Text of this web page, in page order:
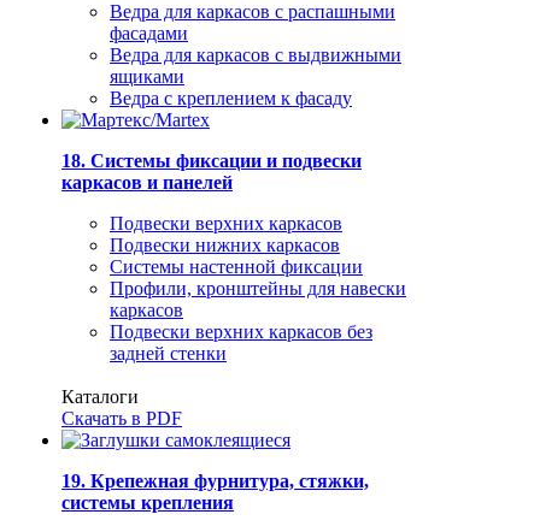
Ведра для каркасов с распашными
фасадами
Ведра для каркасов с выдвижными
ящиками
Ведра с креплением к фасаду
18. Системы фиксации и подвески
каркасов и панелей
Подвески верхних каркасов
Подвески нижних каркасов
Системы настенной фиксации
Профили, кронштейны для навески
каркасов
Подвески верхних каркасов без
задней стенки
Каталоги
Скачать в PDF
19. Крепежная фурнитура, стяжки,
системы крепления